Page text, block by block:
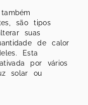
são tipos
suas
de calor
Esta
por vários
solar ou